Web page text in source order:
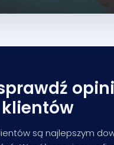
są najlepszym